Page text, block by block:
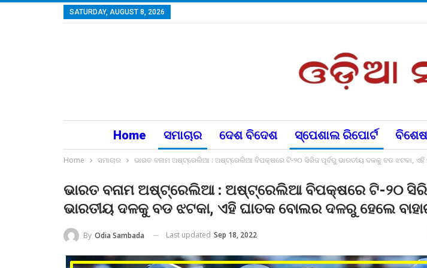
SATURDAY, AUGUST 8, 2026
Home ସମାଚାର ଦେଶ ବିଦେଶ ସ୍ପେଶାଲ ରିପୋର୍ଟ ବିଶେଷ
Home ସମାଚାର ଭାରତ ବନାମ ଅଷ୍ଟ୍ରେଲିଆ : ଅଷ୍ଟ୍ରେଲିଆ ବିପକ୍ଷରେ ଟି-୨୦ ସିରିଜ ପୂର୍ବରୁ ଭାରତୀୟ ଦଳକୁ ବଡ ଝଟକା, ଏହି
ଭାରତ ବନାମ ଅଷ୍ଟ୍ରେଲିଆ : ଅଷ୍ଟ୍ରେଲିଆ ବିପକ୍ଷରେ ଟି-୨୦
ଭାରତୀୟ ଦଳକୁ ବଡ ଝଟକା, ଏହି ଘାତକ ବୋଲର ଦଳରୁ ହେଲେ
By Odia Sambada Last updated Sep 18, 2022